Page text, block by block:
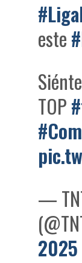
este
TOP
—
2025